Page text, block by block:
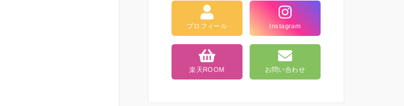
プロフィール Instagram
楽天ROOM お問い合わせ